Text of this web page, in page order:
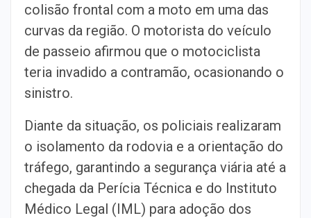
colisão frontal com a moto em uma das
curvas da região. O motorista do veículo
de passeio afirmou que o motociclista
teria invadido a contramão, ocasionando o
sinistro.
Diante da situação, os policiais realizaram
o isolamento da rodovia e a orientação do
tráfego, garantindo a segurança viária até a
chegada da Perícia Técnica e do Instituto
Médico Legal (IML) para adoção dos